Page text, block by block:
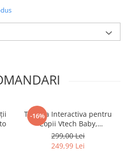
-16%
Tableta Interactiva pentru
Copii Vtech Baby,
Multicolor, Plastic
299,00 Lei
249,99 Lei